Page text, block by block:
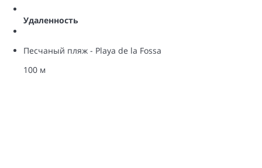
Удаленность
Песчаный пляж - Playa de la Fossa
100 м